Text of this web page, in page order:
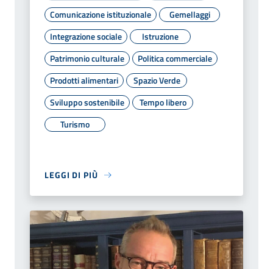
Comunicazione istituzionale
Gemellaggi
Integrazione sociale
Istruzione
Patrimonio culturale
Politica commerciale
Prodotti alimentari
Spazio Verde
Sviluppo sostenibile
Tempo libero
Turismo
LEGGI DI PIÙ